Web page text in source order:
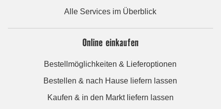
Alle Services im Überblick
Online einkaufen
Bestellmöglichkeiten & Lieferoptionen
Bestellen & nach Hause liefern lassen
Kaufen & in den Markt liefern lassen